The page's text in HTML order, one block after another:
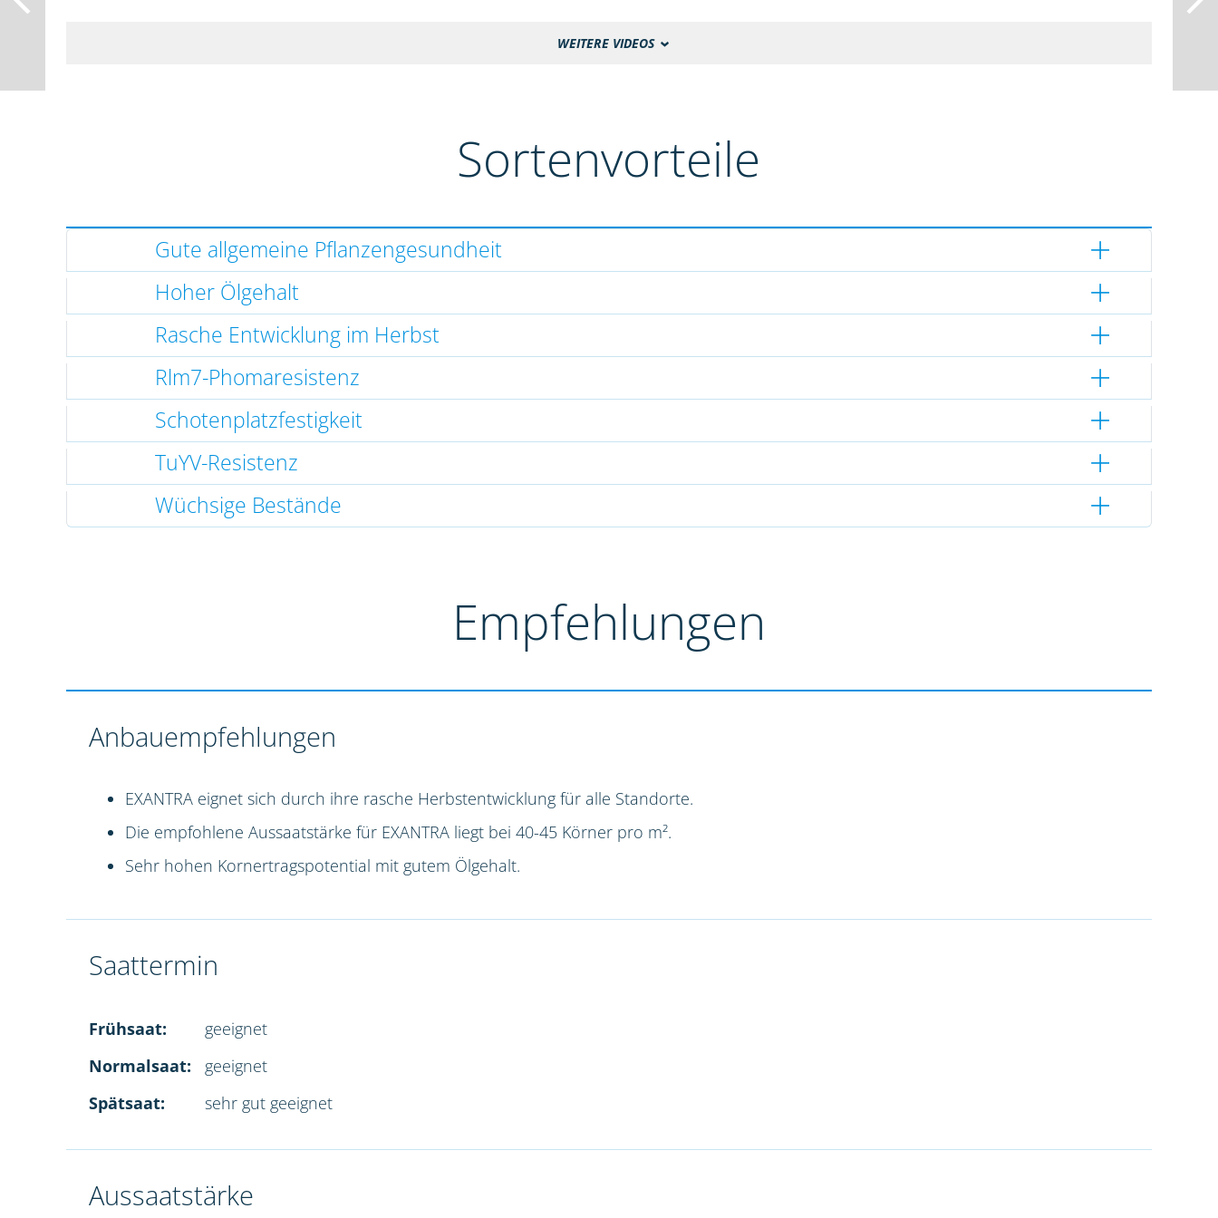
WEITERE VIDEOS
Sortenvorteile
Gute allgemeine Pflanzengesundheit
Hoher Ölgehalt
Rasche Entwicklung im Herbst
Rlm7-Phomaresistenz
Schotenplatzfestigkeit
TuYV-Resistenz
Wüchsige Bestände
Empfehlungen
Anbauempfehlungen
EXANTRA eignet sich durch ihre rasche Herbstentwicklung für alle Standorte.
Die empfohlene Aussaatstärke für EXANTRA liegt bei 40-45 Körner pro m².
Sehr hohen Kornertragspotential mit gutem Ölgehalt.
Saattermin
Frühsaat:
geeignet
Normalsaat:
geeignet
Spätsaat:
sehr gut geeignet
Aussaatstärke